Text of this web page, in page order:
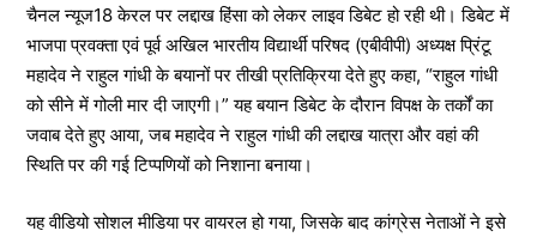
चैनल न्यूज18 केरल पर लद्दाख हिंसा को लेकर लाइव डिबेट हो रही थी। डिबेट में
भाजपा प्रवक्ता एवं पूर्व अखिल भारतीय विद्यार्थी परिषद (एबीवीपी) अध्यक्ष प्रिंटू
महादेव ने राहुल गांधी के बयानों पर तीखी प्रतिक्रिया देते हुए कहा, “राहुल गांधी
को सीने में गोली मार दी जाएगी।” यह बयान डिबेट के दौरान विपक्ष के तर्कों का
जवाब देते हुए आया, जब महादेव ने राहुल गांधी की लद्दाख यात्रा और वहां की
स्थिति पर की गई टिप्पणियों को निशाना बनाया।
यह वीडियो सोशल मीडिया पर वायरल हो गया, जिसके बाद कांग्रेस नेताओं ने इसे